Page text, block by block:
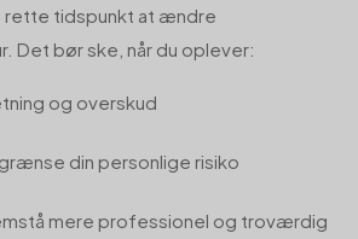
rette tidspunkt at ændre
Det bør ske, når du oplever:
og overskud
din personlige risiko
mere professionel og troværdig